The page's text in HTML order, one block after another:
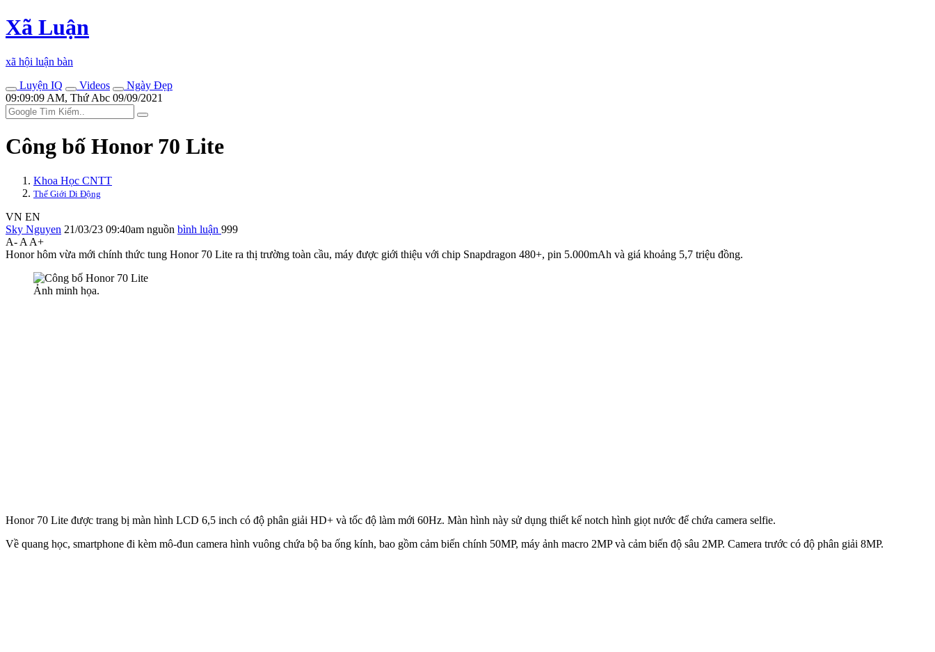
Xã Luận
xã hội luận bàn
Luyện IQ
Videos
Ngày Đẹp
09:09:09 AM, Thứ Abc 09/09/2021
Công bố Honor 70 Lite
Khoa Học CNTT
Thế Giới Di Động
VN EN
Sky Nguyen 21/03/23 09:40am nguồn bình luận 999
A- A A+
Honor hôm vừa mới chính thức tung Honor 70 Lite ra thị trường toàn cầu, máy được giới thiệu với chip Snapdragon 480+, pin 5.000mAh và giá khoảng 5,7 triệu đồng.
Ảnh minh họa.
Honor 70 Lite được trang bị màn hình LCD 6,5 inch có độ phân giải HD+ và tốc độ làm mới 60Hz. Màn hình này sử dụng thiết kế notch hình giọt nước để chứa camera selfie.
Về quang học, smartphone đi kèm mô-đun camera hình vuông chứa bộ ba ống kính, bao gồm cảm biến chính 50MP, máy ảnh macro 2MP và cảm biến độ sâu 2MP. Camera trước có độ phân giải 8MP.